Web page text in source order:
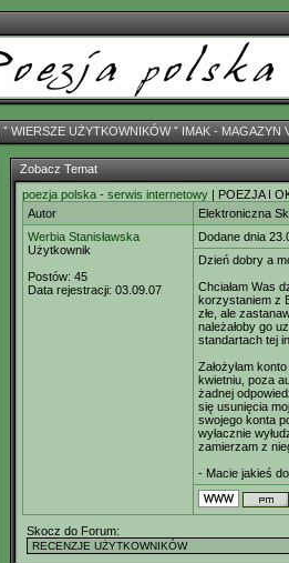
ˇ WIERSZE UŻYTKOWNIKÓWˇ IMAK - MAGAZYN
Zobacz Temat
poezja polska - serwis internetowy | POEZJA I
Autor
Elektroniczna
Werbia Stanisławska
Użytkownik
Postów: 45
Data rejestracji: 03.09.07
Dodane dnia
Dzień dobry a
Chciałam Was
korzystaniem z
złe, ale
należałoby go
standartach tej
Założyłam
kwietniu, poza
żadnej
się usunięcia
swojego konta
wyłacznie
zamierzam z
- Macie jakieś
Skocz do Forum: